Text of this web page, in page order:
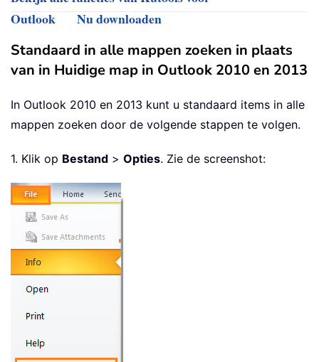
Outlook
Nu downloaden
Standaard in alle mappen zoeken in plaats
van in Huidige map in Outlook 2010 en 2013
In Outlook 2010 en 2013 kunt u standaard items in alle
mappen zoeken door de volgende stappen te volgen.
1. Klik op Bestand > Opties. Zie de screenshot: